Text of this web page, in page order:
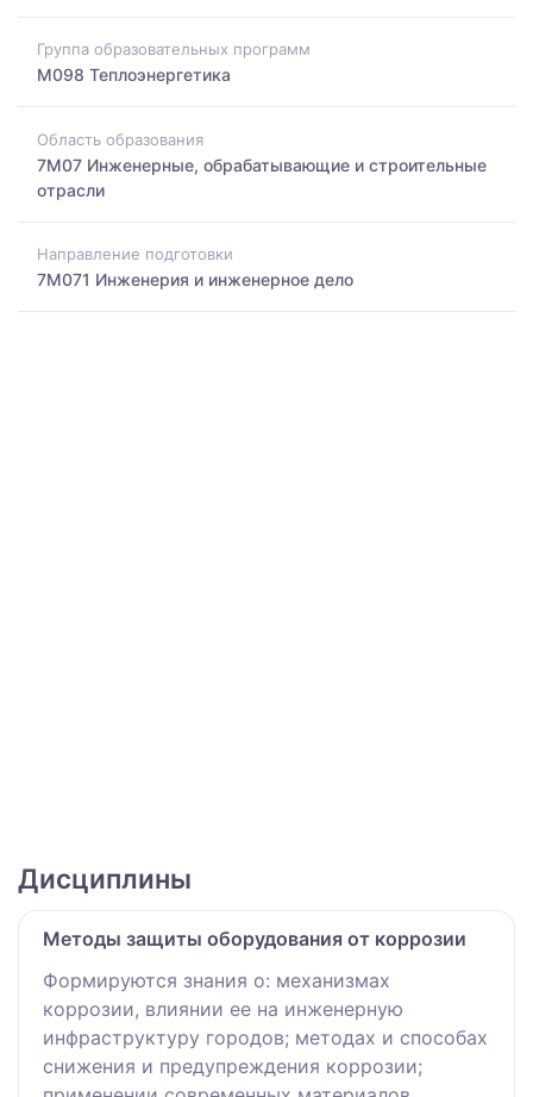
Группа образовательных программ
M098 Теплоэнергетика
Область образования
7M07 Инженерные, обрабатывающие и строительные
отрасли
Направление подготовки
7M071 Инженерия и инженерное дело
Дисциплины
Методы защиты оборудования от коррозии
Формируются знания о: механизмах
коррозии, влиянии ее на инженерную
инфраструктуру городов; методах и способах
снижения и предупреждения коррозии;